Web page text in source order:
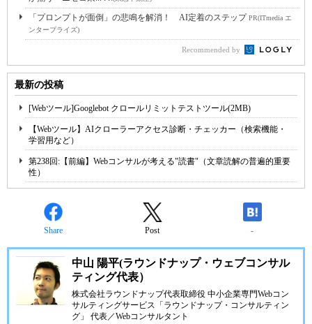
「プロンプトが面倒」の悲鳴を解消！ AI定着のステップPR(ITmedia エ
ンタープライズ)
Recommended by
最新の投稿
[Webツール]Googlebot クロールリミットテストツール(2MB)
【Webツール】AIクローラーアクセス診断・チェッカー（検索機能・
学習用など）
第238回:【前編】Webコンサルが考える"読書"（文章読解の普遍的重要
性）
Share Post -
中山 陽平(ラウンドナップ・ウェブコンサル
ティング代表）
株式会社ラウンドナップ代表取締役 中小企業専門Webコン
サルティングサービス「ラウンドナップ・コンサルティン
グ」 代表／Webコンサルタント